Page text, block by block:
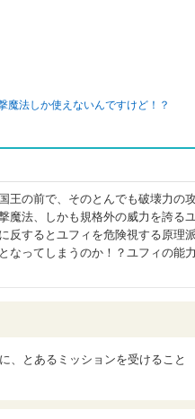
魔法しか使えないんですけど！？
王の前で、そのとんでも破壊力の
魔法、しかも規格外の威力を誇る
反するとユフィを危険視する原理
なってしまうのか！？ユフィの能
とあるミッションを受けること